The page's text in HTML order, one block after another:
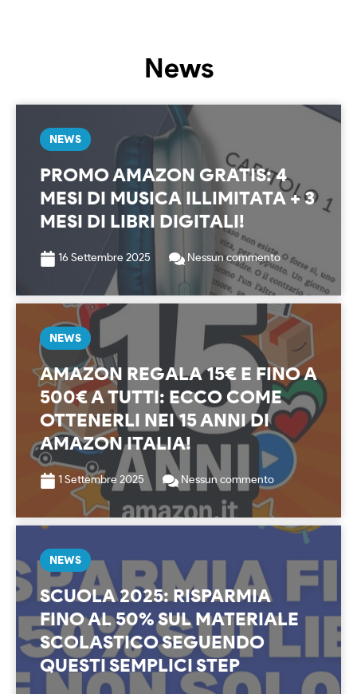
News
NEWS
PROMO AMAZON GRATIS: 4
MESI DI MUSICA ILLIMITATA + 3
MESI DI LIBRI DIGITALI!
16 Settembre 2025 Nessun commento
NEWS
AMAZON REGALA 15€ E FINO A
500€ A TUTTI: ECCO COME
OTTENERLI NEI 15 ANNI DI
AMAZON ITALIA!
1 Settembre 2025 Nessun commento
NEWS
SCUOLA 2025: RISPARMIA
FINO AL 50% SUL MATERIALE
SCOLASTICO SEGUENDO
QUESTI SEMPLICI STEP